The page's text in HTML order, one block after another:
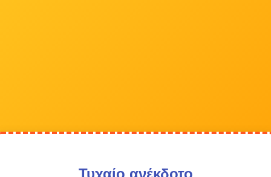
Τυχαίο ανέκδοτο